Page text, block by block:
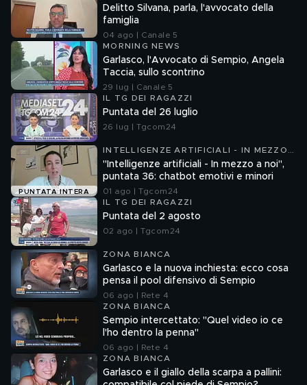
Delitto Silvana, parla, l'avvocato della
famiglia
04 ago | Canale 5
MORNING NEWS
Garlasco, l'Avvocato di Sempio, Angela
Taccia, sullo scontrino
29 lug | Canale 5
IL TG DEI RAGAZZI
Puntata del 26 luglio
26 lug | Tgcom24
PUNTATA INTERA
INTELLIGENZE ARTIFICIALI - IN MEZZO
A NOI
"Intelligenze artificiali - In mezzo a noi",
puntata 36: chatbot emotivi e minori
01 ago | Tgcom24
IL TG DEI RAGAZZI
Puntata del 2 agosto
02 ago | Tgcom24
ZONA BIANCA
Garlasco e la nuova inchiesta: ecco cosa
pensa il pool difensivo di Sempio
06 ago | Rete 4
ZONA BIANCA
Sempio intercettato: "Quel video io ce
l'ho dentro la penna"
06 ago | Rete 4
ZONA BIANCA
Garlasco e il giallo della scarpa a pallini: